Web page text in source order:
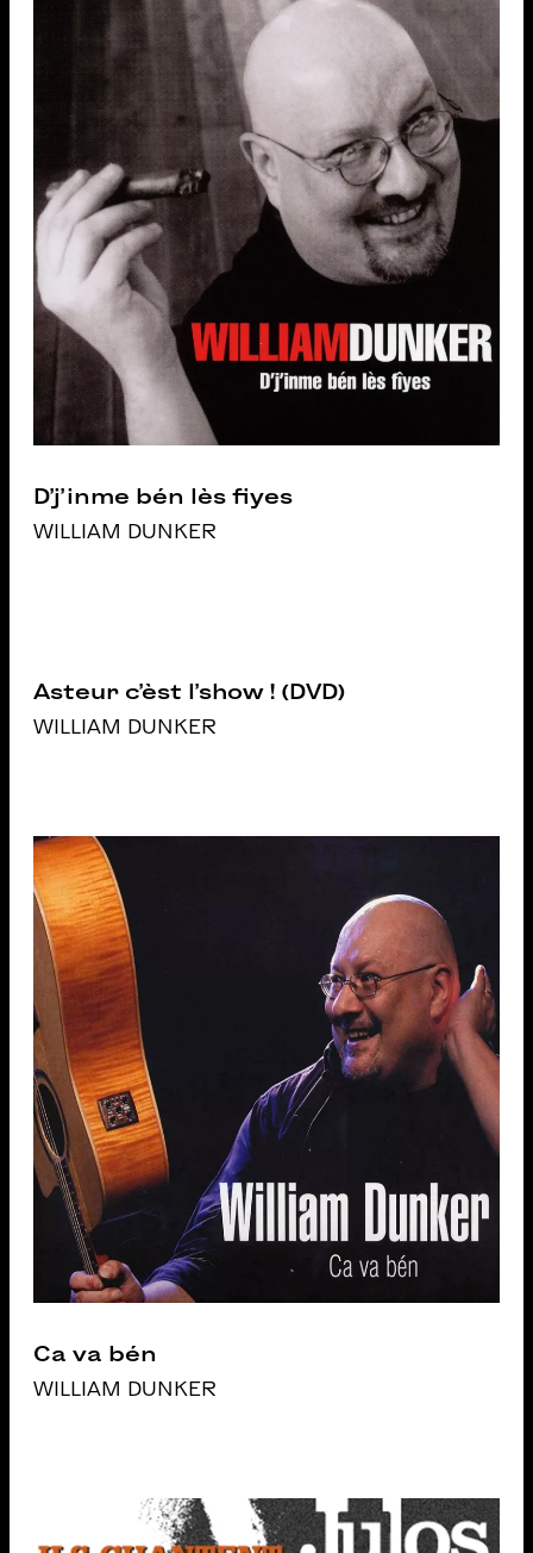
D’j’inme bén lès fiyes
WILLIAM DUNKER
Asteur c’èst l’show ! (DVD)
WILLIAM DUNKER
Ca va bén
WILLIAM DUNKER